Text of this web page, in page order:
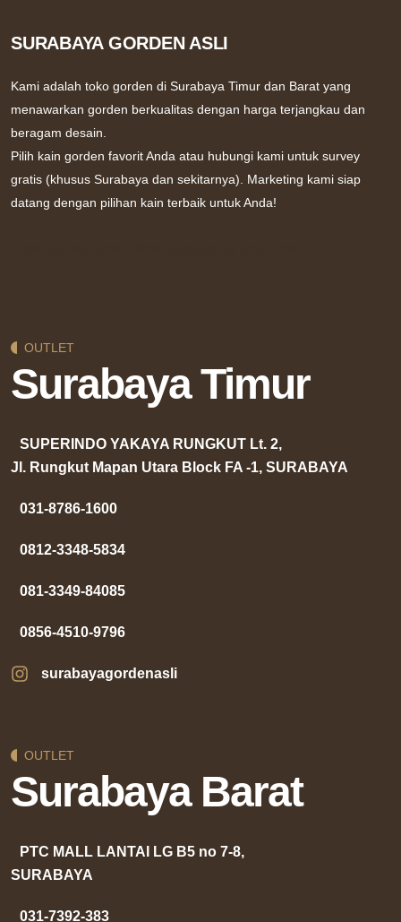
SURABAYA GORDEN ASLI
Kami adalah toko gorden di Surabaya Timur dan Barat yang
menawarkan gorden berkualitas dengan harga terjangkau dan
beragam desain.
Pilih kain gorden favorit Anda atau hubungi kami untuk survey
gratis (khusus Surabaya dan sekitarnya). Marketing kami siap
datang dengan pilihan kain terbaik untuk Anda!
OUTLET
Surabaya Timur
SUPERINDO YAKAYA RUNGKUT Lt. 2,
Jl. Rungkut Mapan Utara Block FA -1, SURABAYA
031-8786-1600
0812-3348-5834
081-3349-84085
0856-4510-9796
surabayagordenasli
OUTLET
Surabaya Barat
PTC MALL LANTAI LG B5 no 7-8,
SURABAYA
031-7392-383